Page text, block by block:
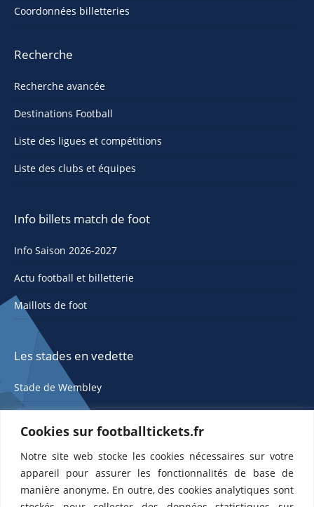
Cookies sur footballtickets.fr
Notre site web stocke les cookies nécessaires sur votre
appareil pour assurer les fonctionnalités de base de
manière anonyme. En outre, des cookies analytiques sont
Coordonnées billetteries
Recherche
Recherche avancée
Destinations Football
Liste des ligues et compétitions
Liste des clubs et équipes
Info billets match de foot
Info Saison 2026-2027
Actu football et billetterie
Maillots de foot
Les stades en vedette
Stade de Wembley